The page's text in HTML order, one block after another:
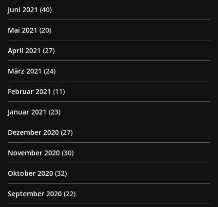
Juni 2021 (40)
Mai 2021 (20)
April 2021 (27)
März 2021 (24)
Februar 2021 (11)
Januar 2021 (23)
Dezember 2020 (27)
November 2020 (30)
Oktober 2020 (32)
September 2020 (22)